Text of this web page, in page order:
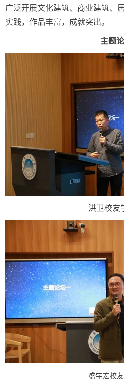
广泛开展文化建筑、商业建筑、
实践，作品丰富，成就突出。
主题
洪卫校友
盛宇宏校